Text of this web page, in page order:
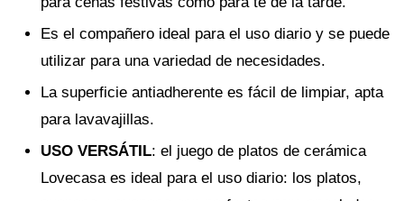
Es el compañero ideal para el uso diario y se puede
utilizar para una variedad de necesidades.
La superficie antiadherente es fácil de limpiar, apta
para lavavajillas.
USO VERSÁTIL: el juego de platos de cerámica
Lovecasa es ideal para el uso diario: los platos,